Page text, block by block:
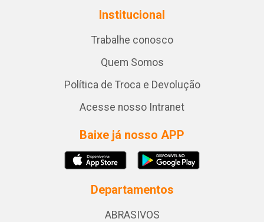
Institucional
Trabalhe conosco
Quem Somos
Política de Troca e Devolução
Acesse nosso Intranet
Baixe já nosso APP
Departamentos
ABRASIVOS